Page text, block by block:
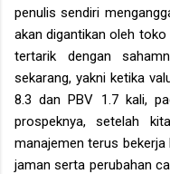
penulis sendiri
akan digantikan oleh
tertarik dengan
sekarang, yakni ketika
8.3 dan PBV 1.7 kali,
prospeknya, setelah
manajemen terus
jaman serta perubahan